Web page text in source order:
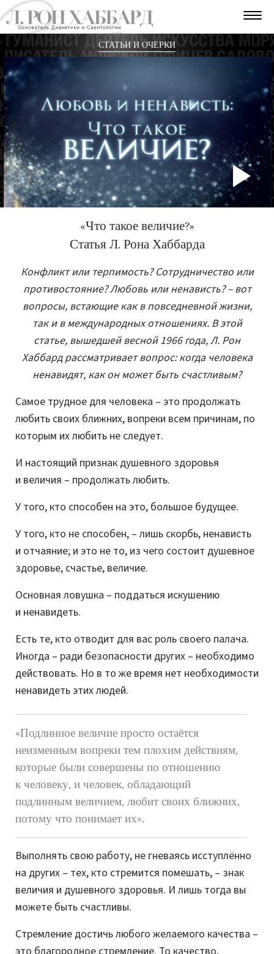
СТАТЬИ И ОЧЕРКИ
«Что такое величие?»
Статья Л. Рона Хаббарда
Конфликт или терпимость? Сотрудничество или
противостояние? Любовь или ненависть? – вот
вопросы, встающие как в повседневной жизни,
так и в международных отношениях. В этой
статье, вышедшей весной 1966 года, Л. Рон
Хаббард рассматривает вопрос: когда человека
ненавидят, как он может быть счастливым?
Самое трудное для человека – это продолжать
любить своих ближних, вопреки всем причинам, по
которым их любить не следует.
И настоящий признак душевного здоровья
и величия – продолжать любить.
У того, кто способен на это, большое будущее.
У того, кто не способен, – лишь скорбь, ненависть
и отчаяние; и это не то, из чего состоит душевное
здоровье, счастье, величие.
Основная ловушка – поддаться искушению
и ненавидеть.
Есть те, кто отводит для вас роль своего палача.
Иногда – ради безопасности других – необходимо
действовать. Но в то же время нет необходимости
ненавидеть этих людей.
«Подлинное величие просто остаётся
неизменным вопреки тем плохим действиям,
которые были совершены по отношению
к человеку, и человек, обладающий
подлинным величием, любит своих ближних,
потому что понимает их».
Выполнять свою работу, не гневаясь исступлённо
на других – тех, кто стремится помешать, – знак
величия и душевного здоровья. И лишь тогда вы
можете быть счастливы.
Стремление достичь любого желаемого качества –